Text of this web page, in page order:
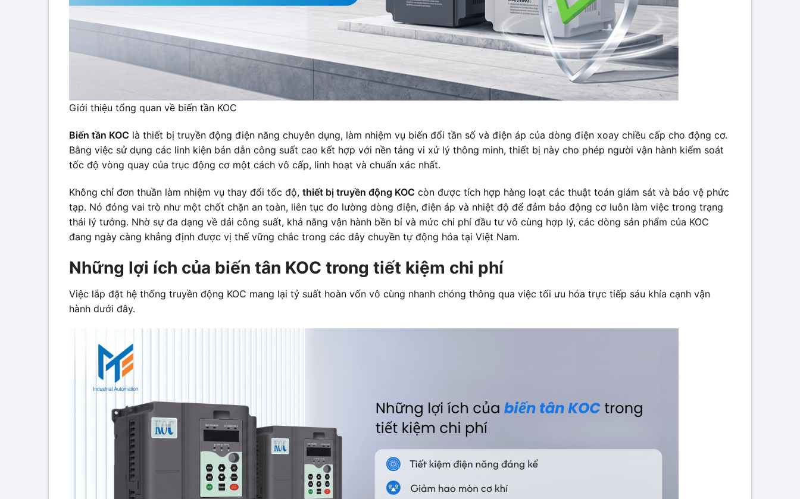
Giới thiệu tổng quan về biến tần KOC
Biến tần KOC là thiết bị truyền động điện năng chuyên dụng, làm nhiệm vụ biến đổi tần số và điện áp của dòng điện xoay chiều cấp cho động cơ.
Bằng việc sử dụng các linh kiện bán dẫn công suất cao kết hợp với nền tảng vi xử lý thông minh, thiết bị này cho phép người vận hành kiểm soát
tốc độ vòng quay của trục động cơ một cách vô cấp, linh hoạt và chuẩn xác nhất.
Không chỉ đơn thuần làm nhiệm vụ thay đổi tốc độ, thiết bị truyền động KOC còn được tích hợp hàng loạt các thuật toán giám sát và bảo vệ phức
tạp. Nó đóng vai trò như một chốt chặn an toàn, liên tục đo lường dòng điện, điện áp và nhiệt độ để đảm bảo động cơ luôn làm việc trong trạng
thái lý tưởng. Nhờ sự đa dạng về dải công suất, khả năng vận hành bền bỉ và mức chi phí đầu tư vô cùng hợp lý, các dòng sản phẩm của KOC
đang ngày càng khẳng định được vị thế vững chắc trong các dây chuyền tự động hóa tại Việt Nam.
Những lợi ích của biến tân KOC trong tiết kiệm chi phí
Việc lắp đặt hệ thống truyền động KOC mang lại tỷ suất hoàn vốn vô cùng nhanh chóng thông qua việc tối ưu hóa trực tiếp sáu khía cạnh vận
hành dưới đây.